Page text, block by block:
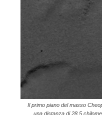
Il primo piano del masso
una distanza di 28.5